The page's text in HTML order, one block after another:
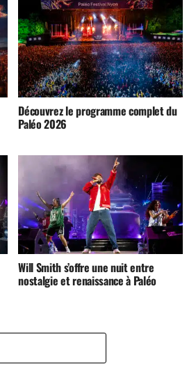
Découvrez le programme complet du
Paléo 2026
Will Smith s’offre une nuit entre
nostalgie et renaissance à Paléo